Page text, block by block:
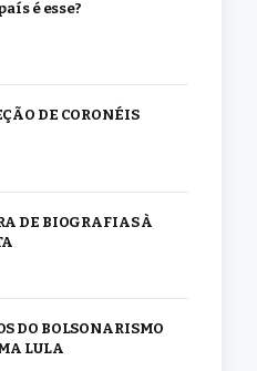
é esse?
DE CORONÉIS
DE BIOGRAFIAS À
DO BOLSONARISMO
LULA